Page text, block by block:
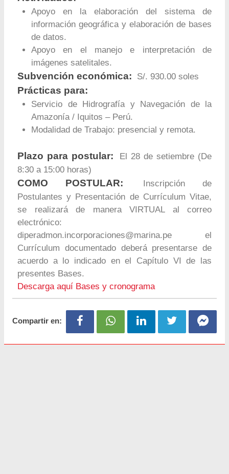
Apoyo en la elaboración del sistema de
información geográfica y elaboración de bases
de datos.
Apoyo en el manejo e interpretación de
imágenes satelitales.
Subvención económica: S/. 930.00 soles
Prácticas para:
Servicio de Hidrografía y Navegación de la
Amazonía / Iquitos – Perú.
Modalidad de Trabajo: presencial y remota.
Plazo para postular:
El 28 de setiembre (De
8:30 a 15:00 horas)
COMO POSTULAR:
Inscripción de
Postulantes y Presentación de Currículum Vitae,
se realizará de manera VIRTUAL al correo
electrónico:
diperadmon.incorporaciones@marina.pe el
Currículum documentado deberá presentarse de
acuerdo a lo indicado en el Capítulo VI de las
presentes Bases.
Descarga aquí Bases y cronograma
Compartir en: